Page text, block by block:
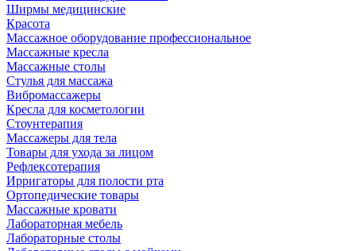
Ширмы медицинские
Красота
Массажное оборудование профессиональное
Массажные кресла
Массажные столы
Стулья для массажа
Вибромассажеры
Кресла для косметологии
Стоунтерапия
Массажеры для тела
Товары для ухода за лицом
Рефлексотерапия
Ирригаторы для полости рта
Ортопедические товары
Массажные кровати
Лабораторная мебель
Лабораторные столы